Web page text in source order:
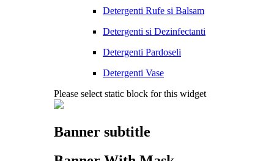
Detergenti Rufe si Balsam
Detergenti si Dezinfectanti
Detergenti Pardoseli
Detergenti Vase
Please select static block for this widget
Banner subtitle